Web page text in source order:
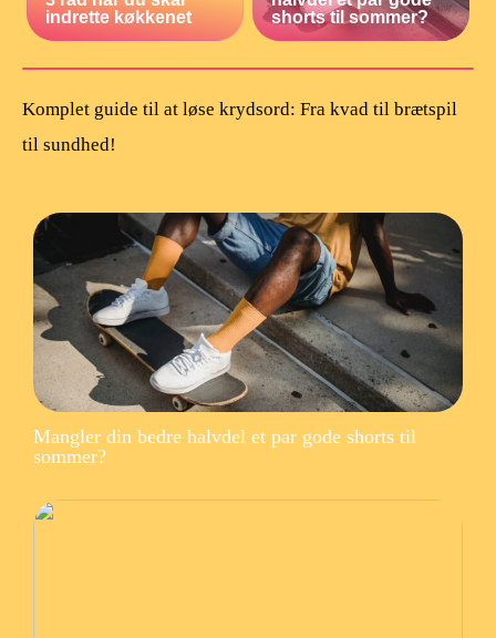
indrette køkkenet
shorts til sommer?
Komplet guide til at løse krydsord: Fra kvad til brætspil
til sundhed!
Mangler din bedre halvdel et par gode shorts til
sommer?